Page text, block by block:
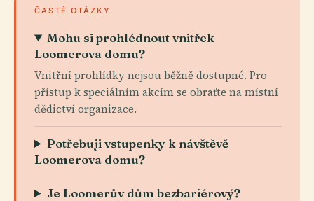
ČASTÉ OTÁZKY
Mohu si prohlédnout vnitřek
Loomerova domu?
Vnitřní prohlídky nejsou běžně dostupné. Pro
přístup k speciálním akcím se obraťte na místní
dědictví organizace.
Potřebuji vstupenky k návštěvě
Loomerova domu?
Je Loomerův dům bezbariérový?